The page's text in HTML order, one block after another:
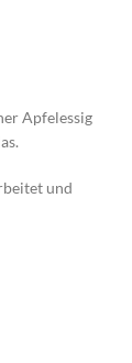
Apfelessig
und